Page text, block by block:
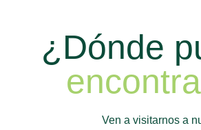
¿Dónde
Ven a visitarnos a